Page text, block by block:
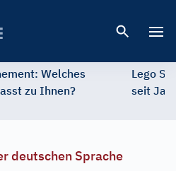
Welches
zu Ihnen?
Lego
seit
deutschen Sprache